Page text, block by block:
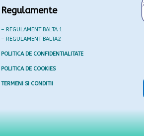
Regulamente
– REGULAMENT BALTA 1
– REGULAMENT BALTA2
POLITICA DE CONFIDENTIALITATE
POLITICA DE COOKIES
TERMENI SI CONDITII